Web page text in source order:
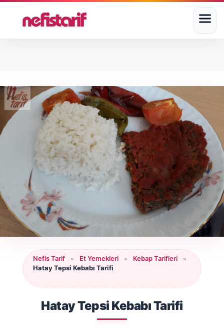
Nefis Tarif » Et Yemekleri » Kebap Tarifleri »
Hatay Tepsi Kebabı Tarifi
Hatay Tepsi Kebabı Tarifi